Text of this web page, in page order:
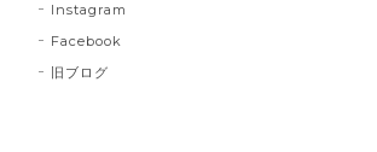
Instagram
Facebook
旧ブログ